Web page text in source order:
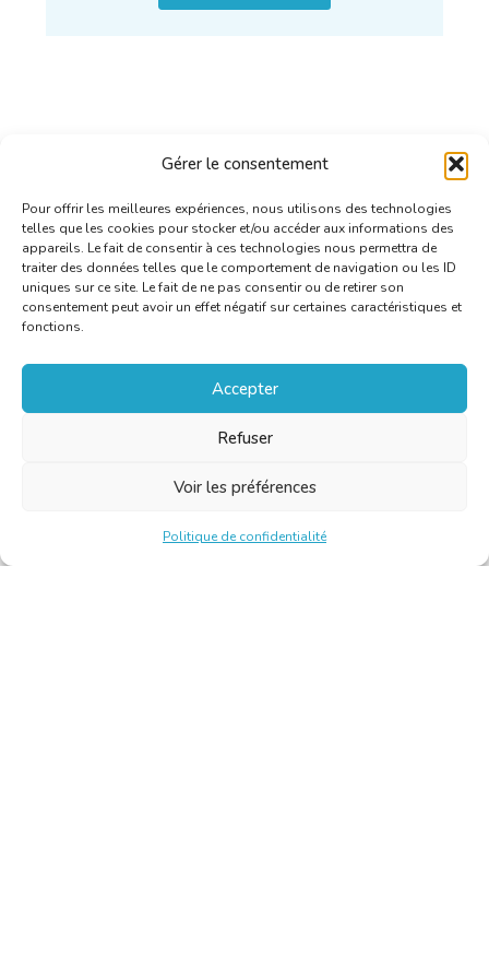
Gérer le consentement
Pour offrir les meilleures expériences, nous utilisons des technologies
telles que les cookies pour stocker et/ou accéder aux informations des
appareils. Le fait de consentir à ces technologies nous permettra de
traiter des données telles que le comportement de navigation ou les ID
uniques sur ce site. Le fait de ne pas consentir ou de retirer son
consentement peut avoir un effet négatif sur certaines caractéristiques et
fonctions.
Accepter
Refuser
Voir les préférences
Politique de confidentialité